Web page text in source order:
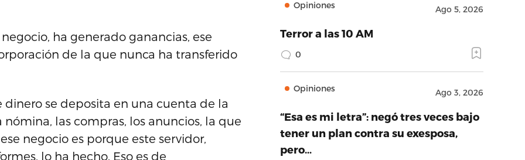
ha generado ganancias, ese
de la que nunca ha transferido
se deposita en una cuenta de la
las compras, los anuncios, la que
negocio es porque este servidor,
lo ha hecho. Eso es de
Opiniones Ago 5, 2026
Terror a las 10 AM
0
Opiniones Ago 3, 2026
“Esa es mi letra”: negó tres veces bajo
tener un plan contra su exesposa,
pero…